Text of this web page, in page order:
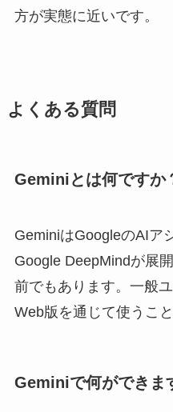
方が実態に近いです。
よくある質問
Geminiとは何ですか
GeminiはGoogleのAIア
Google DeepMindが展
前でもあります。一般
Web版を通じて使うこ
Geminiで何ができま